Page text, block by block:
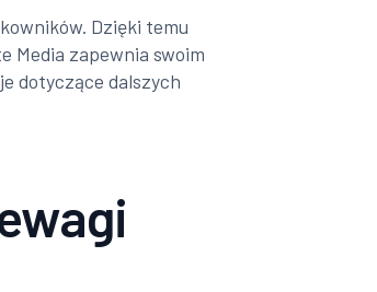
Dzięki temu
Media zapewnia swoim
dotyczące dalszych